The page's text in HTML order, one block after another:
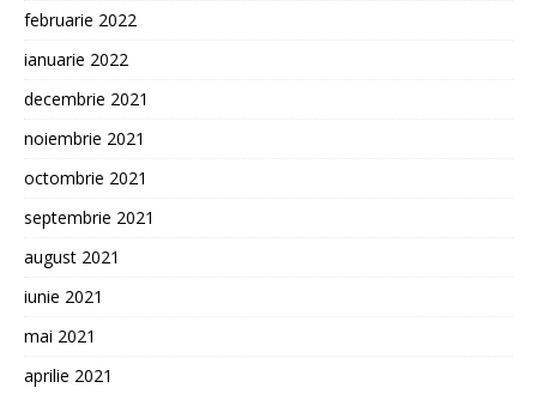
februarie 2022
ianuarie 2022
decembrie 2021
noiembrie 2021
octombrie 2021
septembrie 2021
august 2021
iunie 2021
mai 2021
aprilie 2021